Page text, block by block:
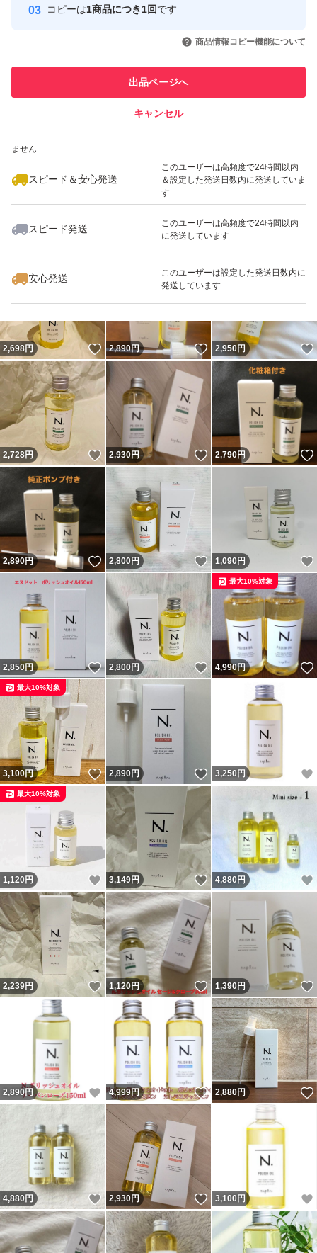
引を完了させた実績があります
での取引実績があります
ません
スピード＆安心発送
このユーザーは高頻度で24時間以内
＆設定した発送日数内に発送していま
す
スピード発送
このユーザーは高頻度で24時間以内
に発送しています
安心発送
このユーザーは設定した発送日数内に
発送しています
コピーは1商品につき1回です
商品情報コピー機能について
出品ページへ
キャンセル
いいね！
4,999
2,698円 いいね！
2,890円 いいね！
2,950円
2,728円 いいね！
2,930円 いいね！
2,790円
2,890円 いいね！
2,800円 いいね！
1,090円
2,850円 いいね！
2,800円 いいね！
4,990円
最大10%対象
3,100円 いいね！
最大10%対象
2,890円 いいね！
3,250 円
1,120 円 いいね！
最大10%対象
3,149円 いいね！
4,880円
2,239円 いいね！
1,120円 いいね！
1,390円
2,890円 いいね！
4,999円 いいね！
2,880円
4,880円 いいね！
2,930円 いいね！
3,100 円